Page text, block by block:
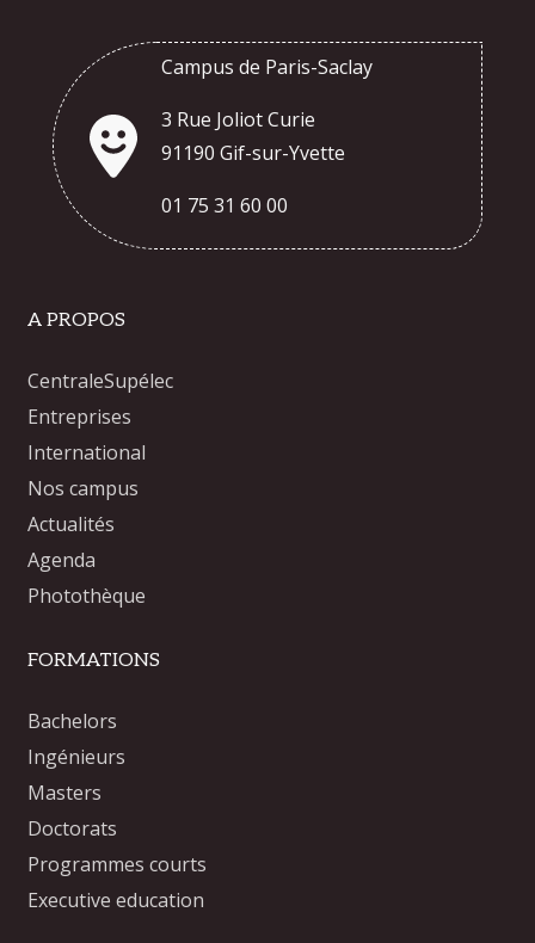
Campus de Paris-Saclay
3 Rue Joliot Curie
91190 Gif-sur-Yvette
01 75 31 60 00
A PROPOS
CentraleSupélec
Entreprises
International
Nos campus
Actualités
Agenda
Photothèque
FORMATIONS
Bachelors
Ingénieurs
Masters
Doctorats
Programmes courts
Executive education